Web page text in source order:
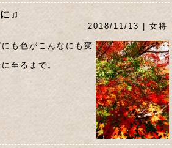
♫
2018/11/13 | 女将
も色がこんなにも変
至るまで。